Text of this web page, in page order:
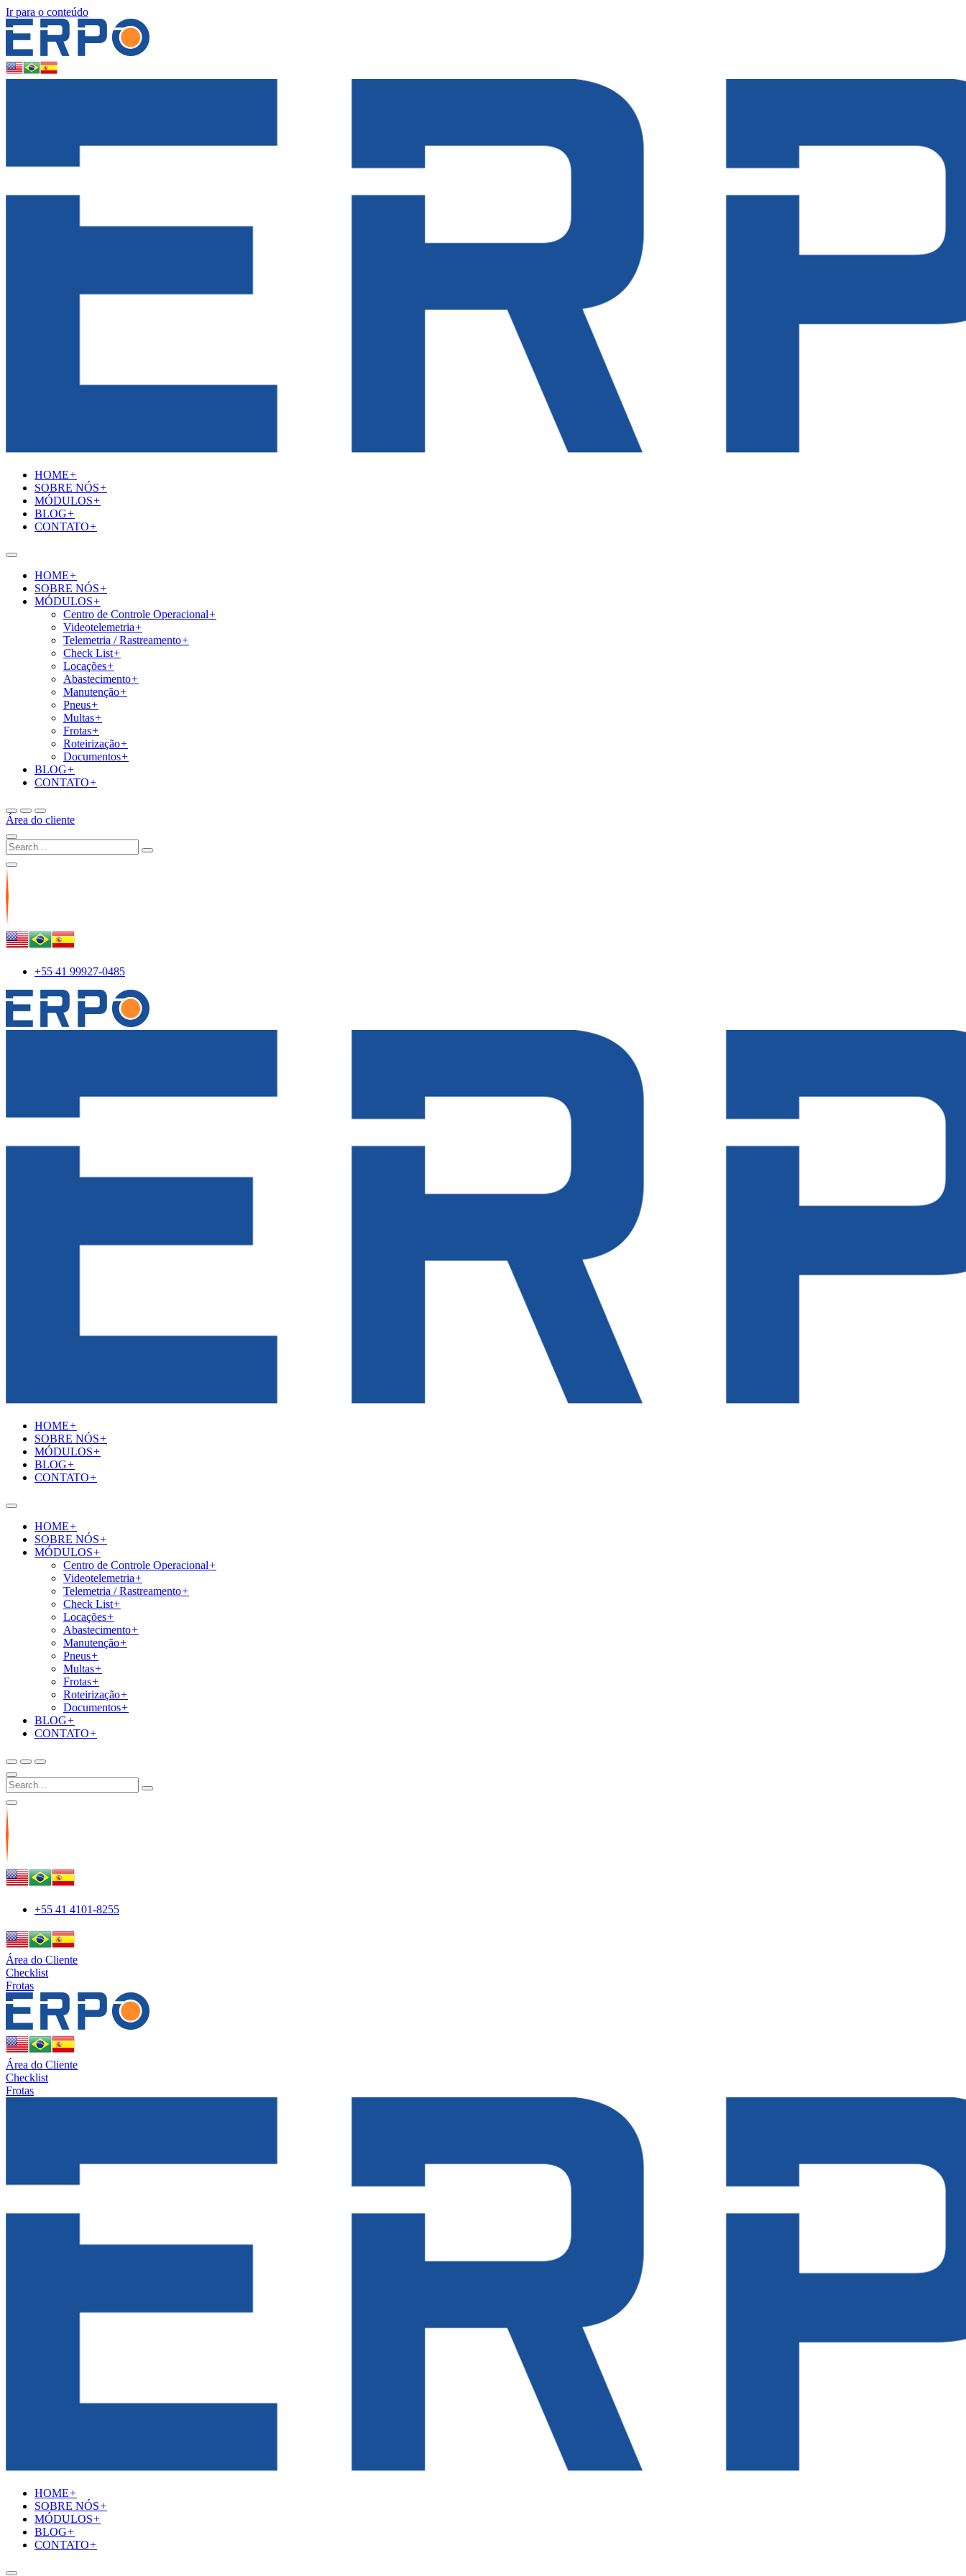
Ir para o conteúdo
HOME+
SOBRE NÓS+
MÓDULOS+
BLOG+
CONTATO+
HOME+
SOBRE NÓS+
MÓDULOS+
Centro de Controle Operacional+
Videotelemetria+
Telemetria / Rastreamento+
Check List+
Locações+
Abastecimento+
Manutenção+
Pneus+
Multas+
Frotas+
Roteirização+
Documentos+
BLOG+
CONTATO+
Área do cliente
+55 41 99927-0485
HOME+
SOBRE NÓS+
MÓDULOS+
BLOG+
CONTATO+
HOME+
SOBRE NÓS+
MÓDULOS+
Centro de Controle Operacional+
Videotelemetria+
Telemetria / Rastreamento+
Check List+
Locações+
Abastecimento+
Manutenção+
Pneus+
Multas+
Frotas+
Roteirização+
Documentos+
BLOG+
CONTATO+
+55 41 4101-8255
Área do Cliente
Checklist
Frotas
Área do Cliente
Checklist
Frotas
HOME+
SOBRE NÓS+
MÓDULOS+
BLOG+
CONTATO+